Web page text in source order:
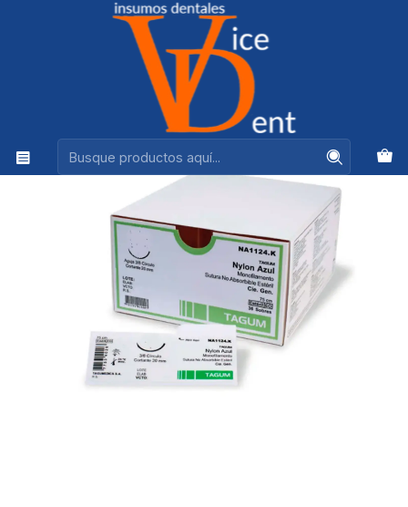
Ventas +56944575313
PERIODONCIA, CIRUGIA Y LIMPIEZA
SUTURA NYLON MONOFILAMENTO CAJA 36 UNDS